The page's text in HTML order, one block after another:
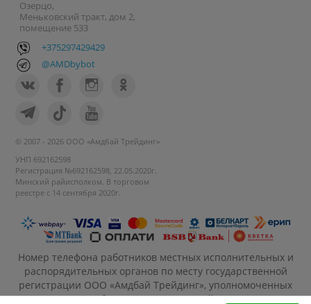
Озерцо,
Меньковский тракт, дом 2,
помещение 533
+375297429429
@AMDbybot
© 2007 - 2026 ООО «Амдбай Трейдинг»
УНП 692162598
Регистрация №692162598, 22.05.2020г.
Минский райисполком. В торговом
реестре с 14 сентября 2020г.
Номер телефона работников местных исполнительных и
распорядительных органов по месту государственной
регистрации ООО «Амдбай Трейдинг», уполномоченных
рассматривать обращения покупателей: +375 17 270-35-